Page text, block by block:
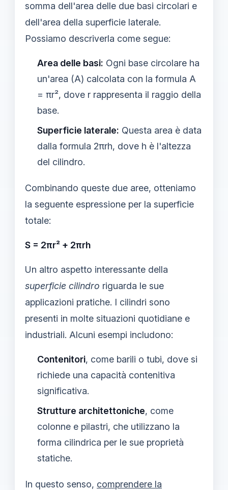
somma dell'area delle due basi circolari e
dell'area della superficie laterale.
Possiamo descriverla come segue:
Area delle basi: Ogni base circolare ha
un'area (A) calcolata con la formula A
= πr², dove r rappresenta il raggio della
base.
Superficie laterale: Questa area è data
dalla formula 2πrh, dove h è l'altezza
del cilindro.
Combinando queste due aree, otteniamo
la seguente espressione per la superficie
totale:
S = 2πr² + 2πrh
Un altro aspetto interessante della
superficie cilindro riguarda le sue
applicazioni pratiche. I cilindri sono
presenti in molte situazioni quotidiane e
industriali. Alcuni esempi includono:
Contenitori, come barili o tubi, dove si
richiede una capacità contenitiva
significativa.
Strutture architettoniche, come
colonne e pilastri, che utilizzano la
forma cilindrica per le sue proprietà
statiche.
In questo senso, comprendere la